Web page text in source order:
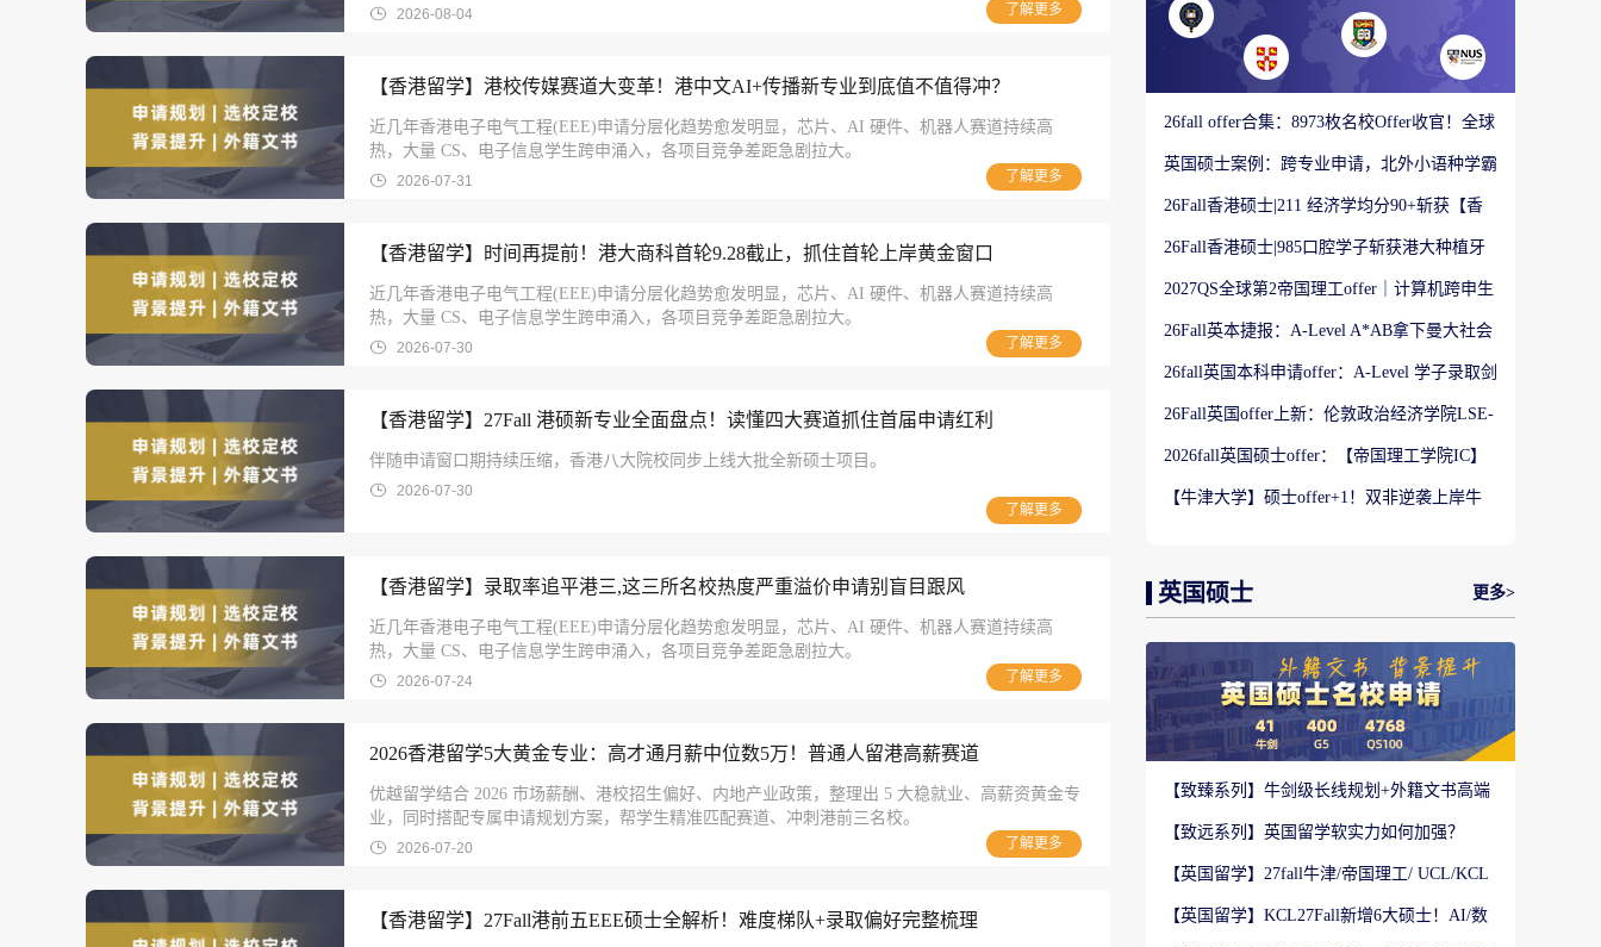
2026-08-04 了解更多
【香港留学】港校传媒赛道大变革！港中文AI+传播新专业到底值不值得冲？
近几年香港电子电气工程(EEE)申请分层化趋势愈发明显，芯片、AI 硬件、机器人赛道持续高
热，大量 CS、电子信息学生跨申涌入，各项目竞争差距急剧拉大。
2026-07-31 了解更多
【香港留学】时间再提前！港大商科首轮9.28截止，抓住首轮上岸黄金窗口
近几年香港电子电气工程(EEE)申请分层化趋势愈发明显，芯片、AI 硬件、机器人赛道持续高
热，大量 CS、电子信息学生跨申涌入，各项目竞争差距急剧拉大。
2026-07-30 了解更多
【香港留学】27Fall 港硕新专业全面盘点！读懂四大赛道抓住首届申请红利
伴随申请窗口期持续压缩，香港八大院校同步上线大批全新硕士项目。
2026-07-30
了解更多
【香港留学】录取率追平港三,这三所名校热度严重溢价申请别盲目跟风
近几年香港电子电气工程(EEE)申请分层化趋势愈发明显，芯片、AI 硬件、机器人赛道持续高
热，大量 CS、电子信息学生跨申涌入，各项目竞争差距急剧拉大。
2026-07-24 了解更多
2026香港留学5大黄金专业：高才通月薪中位数5万！普通人留港高薪赛道
优越留学结合 2026 市场薪酬、港校招生偏好、内地产业政策，整理出 5 大稳就业、高薪资黄金专
业，同时搭配专属申请规划方案，帮学生精准匹配赛道、冲刺港前三名校。
2026-07-20 了解更多
【香港留学】27Fall港前五EEE硕士全解析！难度梯队+录取偏好完整梳理
26fall offer合集：8973枚名校Offer收官！全球
英国硕士案例：跨专业申请，北外小语种学霸
26Fall香港硕士|211 经济学均分90+斩获【香
26Fall香港硕士|985口腔学子斩获港大种植牙
2027QS全球第2帝国理工offer｜计算机跨申生
26Fall英本捷报：A-Level A*AB拿下曼大社会
26fall英国本科申请offer：A-Level 学子录取剑
26Fall英国offer上新：伦敦政治经济学院LSE-
2026fall英国硕士offer：【帝国理工学院IC】
【牛津大学】硕士offer+1！双非逆袭上岸牛
英国硕士 更多>
【致臻系列】牛剑级长线规划+外籍文书高端
【致远系列】英国留学软实力如何加强？
【英国留学】27fall牛津/帝国理工/ UCL/KCL
【英国留学】KCL27Fall新增6大硕士！AI/数